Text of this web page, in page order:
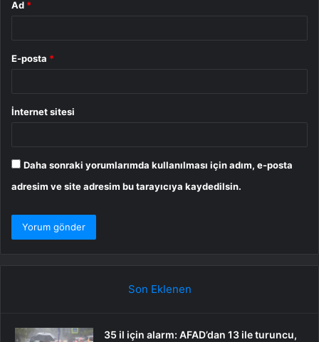
Ad *
E-posta *
İnternet sitesi
Daha sonraki yorumlarımda kullanılması için adım, e-posta
adresim ve site adresim bu tarayıcıya kaydedilsin.
Son Eklenen
35 il için alarm: AFAD’dan 13 ile turuncu,